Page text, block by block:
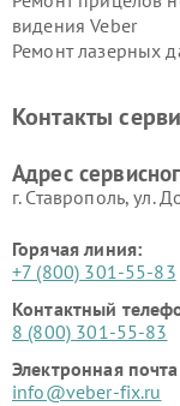
видения Veber
Ремонт лазерных
Контакты
Адрес
г. Ставрополь, ул.
Горячая линия:
+7 (800) 301-55-83
Контактный
8 (800) 301-55-83
Электронная
info@veber-fix.ru